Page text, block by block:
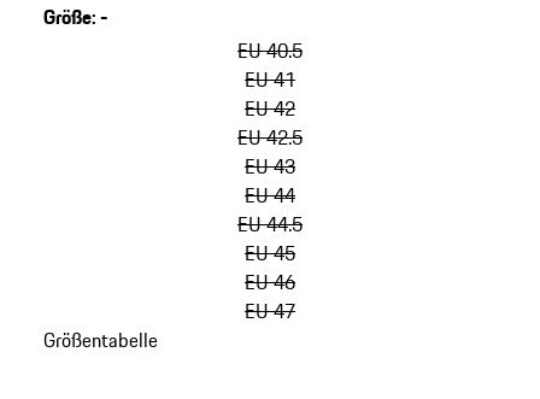
Größe:-
EU 40.5
EU 41
EU 42
EU 42.5
EU 43
EU 44
EU 44.5
EU 45
EU 46
EU 47
Größentabelle